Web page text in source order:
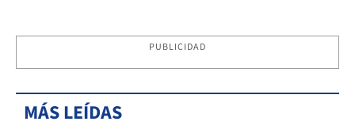
PUBLICIDAD
MÁS LEÍDAS